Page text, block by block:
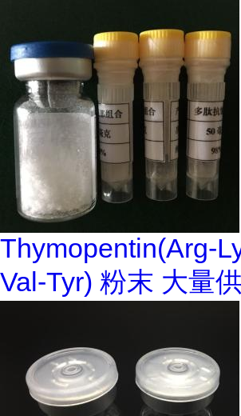
Thymopentin(Arg-
Val-Tyr) 粉末 大量